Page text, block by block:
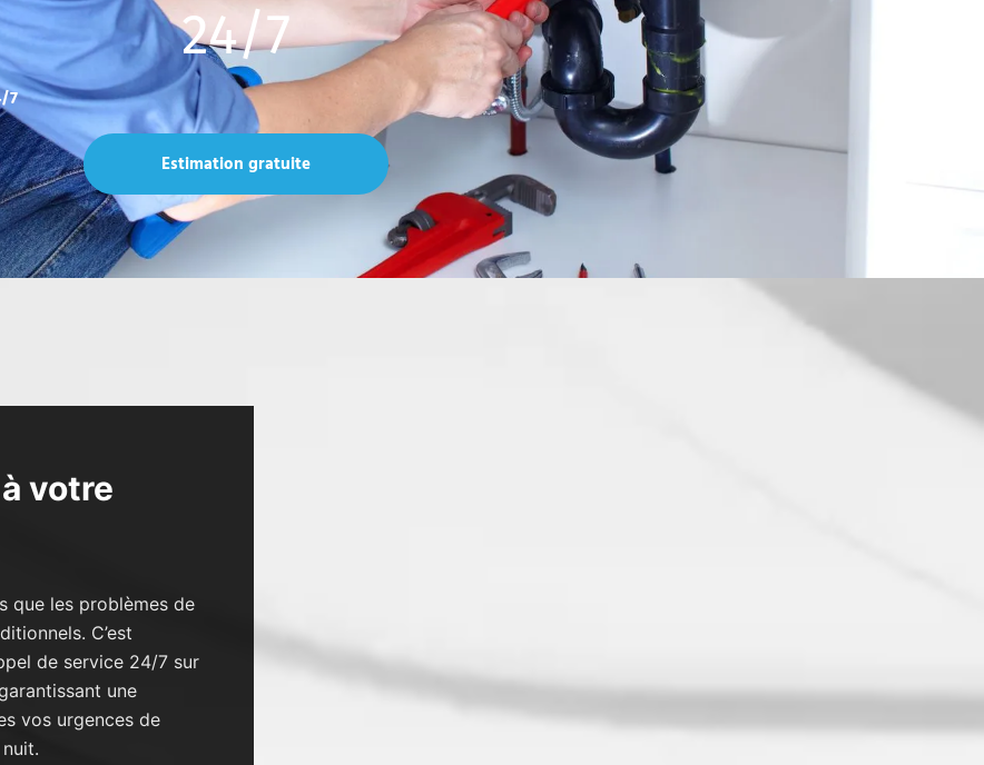
24/7
7
Estimation gratuite
votre
que les problèmes de
C’est
de service 24/7 sur
une
vos urgences de